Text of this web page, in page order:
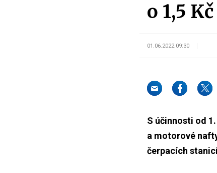
o 1,5
01.06.2022 09:30
S účinnosti od
a motorové
čerpacích